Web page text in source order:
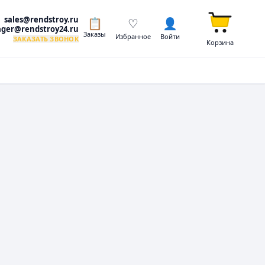
sales@rendstroy.ru
ЗАКАЗАТЬ ЗВОНОК
📋
Заказы
♡
Избранное
👤
Войти
Корзина